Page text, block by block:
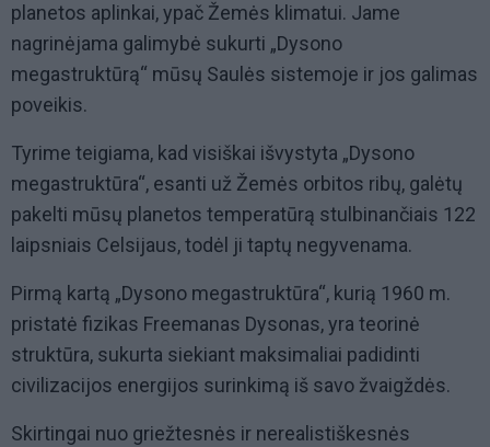
planetos aplinkai, ypač Žemės klimatui. Jame
nagrinėjama galimybė sukurti „Dysono
megastruktūrą“ mūsų Saulės sistemoje ir jos galimas
poveikis.
Tyrime teigiama, kad visiškai išvystyta „Dysono
megastruktūra“, esanti už Žemės orbitos ribų, galėtų
pakelti mūsų planetos temperatūrą stulbinančiais 122
laipsniais Celsijaus, todėl ji taptų negyvenama.
Pirmą kartą „Dysono megastruktūra“, kurią 1960 m.
pristatė fizikas Freemanas Dysonas, yra teorinė
struktūra, sukurta siekiant maksimaliai padidinti
civilizacijos energijos surinkimą iš savo žvaigždės.
Skirtingai nuo griežtesnės ir nerealistiškesnės